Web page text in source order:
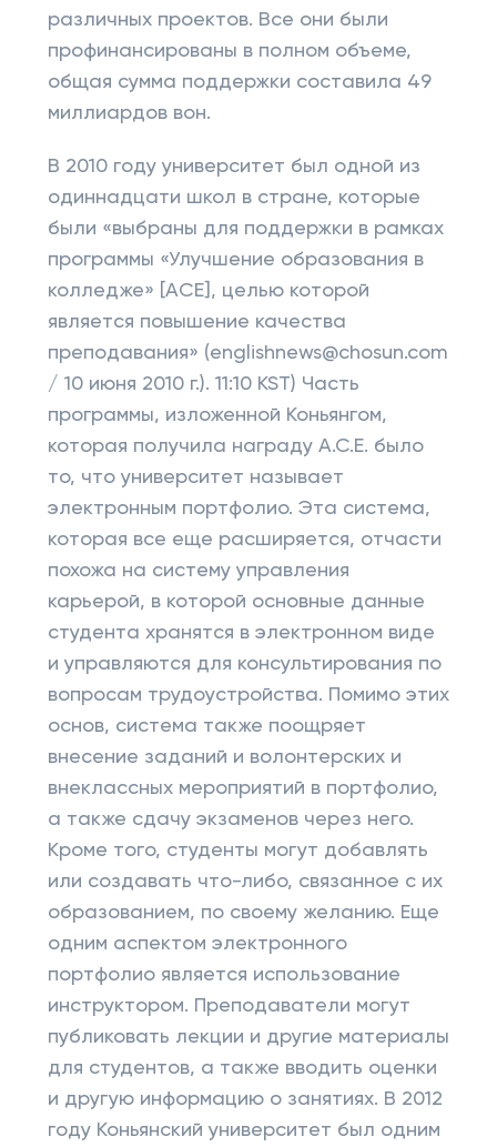
различных проектов. Все они были
профинансированы в полном объеме,
общая сумма поддержки составила 49
миллиардов вон.
В 2010 году университет был одной из
одиннадцати школ в стране, которые
были «выбраны для поддержки в рамках
программы «Улучшение образования в
колледже» [ACE], целью которой
является повышение качества
преподавания» (englishnews@chosun.com
/ 10 июня 2010 г.). 11:10 KST) Часть
программы, изложенной Коньянгом,
которая получила награду A.C.E. было
то, что университет называет
электронным портфолио. Эта система,
которая все еще расширяется, отчасти
похожа на систему управления
карьерой, в которой основные данные
студента хранятся в электронном виде
и управляются для консультирования по
вопросам трудоустройства. Помимо этих
основ, система также поощряет
внесение заданий и волонтерских и
внеклассных мероприятий в портфолио,
а также сдачу экзаменов через него.
Кроме того, студенты могут добавлять
или создавать что-либо, связанное с их
образованием, по своему желанию. Еще
одним аспектом электронного
портфолио является использование
инструктором. Преподаватели могут
публиковать лекции и другие материалы
для студентов, а также вводить оценки
и другую информацию о занятиях. В 2012
году Коньянский университет был одним